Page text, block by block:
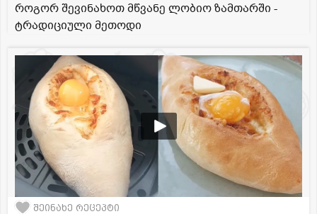
როგორ შევინახოთ მწვანე ლობიო ზამთარში -
ტრადიციული მეთოდი
შეინახე რეცეპტი